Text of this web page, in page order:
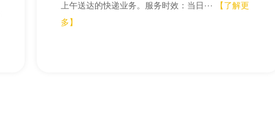
上午送达的快递业务。服务时效：当日···
【了解更
多】